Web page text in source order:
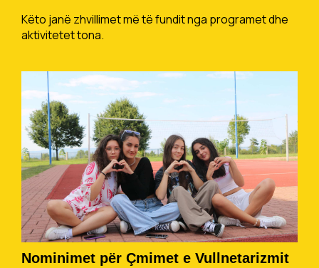
Këto janë zhvillimet më të fundit nga programet dhe
aktivitetet tona.
Nominimet për Çmimet e Vullnetarizmit